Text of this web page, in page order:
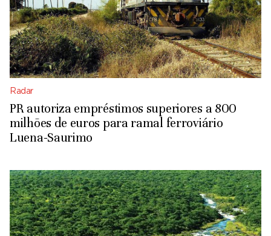
Radar
PR autoriza empréstimos superiores a 800
milhões de euros para ramal ferroviário
Luena-Saurimo